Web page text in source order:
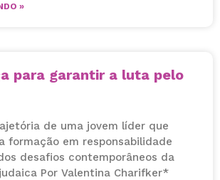
»
para garantir a luta pelo
de uma jovem líder que
formação em responsabilidade
desafios contemporâneos da
Por Valentina Charifker*